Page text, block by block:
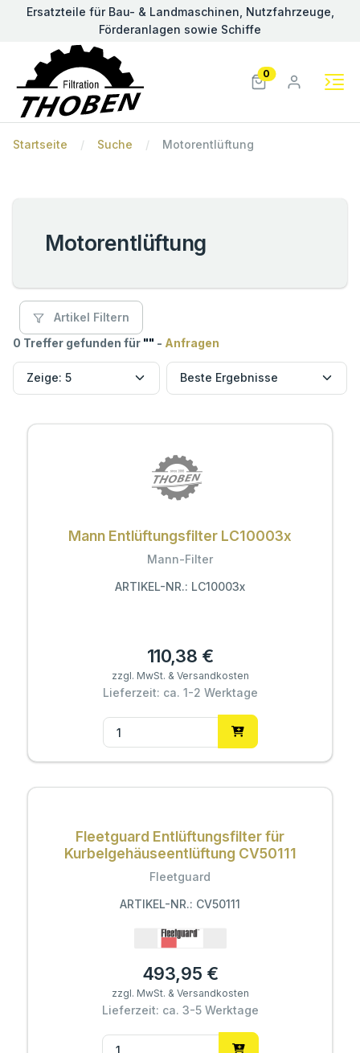
Ersatzteile für Bau- & Landmaschinen, Nutzfahrzeuge,
Förderanlagen sowie Schiffe
0
Startseite Suche Motorentlüftung
Motorentlüftung
Artikel Filtern
0 Treffer gefunden für "" - Anfragen
Mann Entlüftungsfilter LC10003x
Mann-Filter
ARTIKEL-NR.: LC10003x
110,38 €
zzgl. MwSt. & Versandkosten
Lieferzeit: ca. 1-2 Werktage
Fleetguard Entlüftungsfilter für
Kurbelgehäuseentlüftung CV50111
Fleetguard
ARTIKEL-NR.: CV50111
493,95 €
zzgl. MwSt. & Versandkosten
Lieferzeit: ca. 3-5 Werktage